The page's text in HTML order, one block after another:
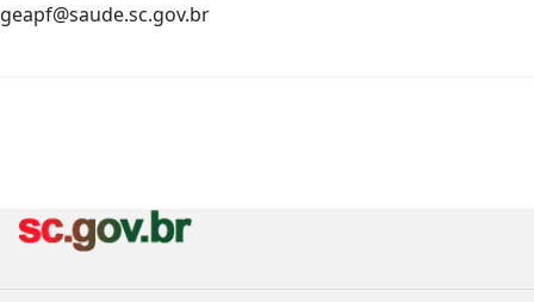
geapf@saude.sc.gov.br